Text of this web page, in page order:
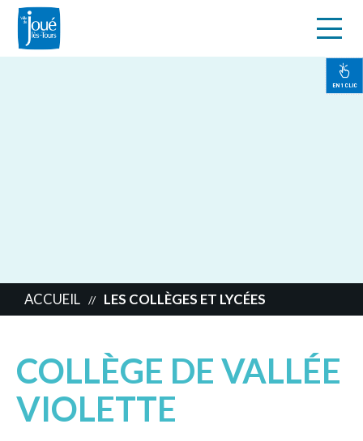
EN 1 CLIC
ACCUEIL // LES COLLÈGES ET LYCÉES
COLLÈGE DE VALLÉE
VIOLETTE